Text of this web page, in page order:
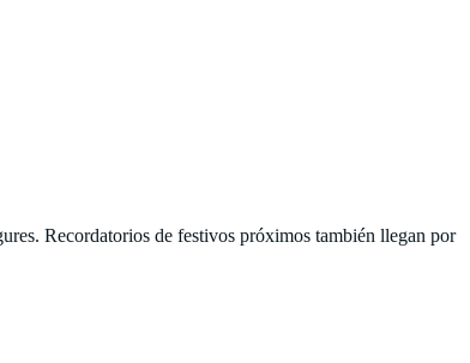
Recordatorios de festivos próximos también llegan por